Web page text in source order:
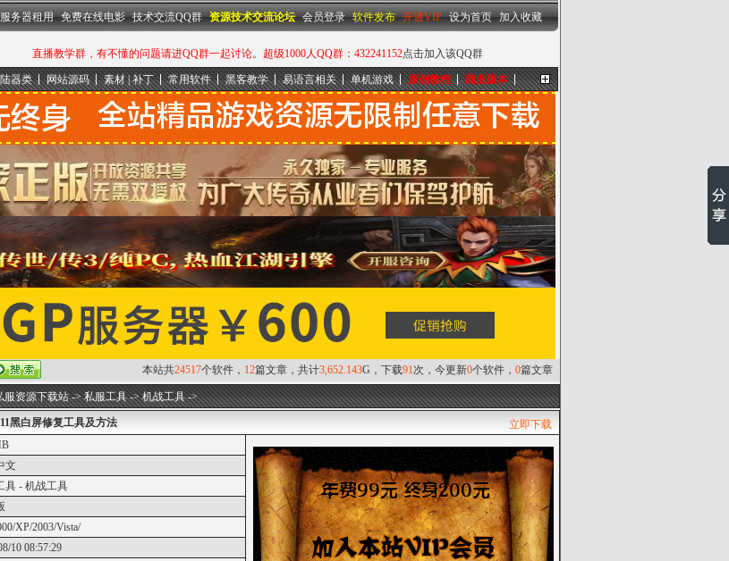
设为首页|加入收藏
直播教学群，有不懂的问题请进QQ群一起讨论。超级1000人QQ群：432241152点击加入该QQ群
服务器租用 免费在线电影 技术交流QQ群 资源技术交流论坛 会员登录 软件发布 开通VIP 设为首页 加入收藏
更多...
器类 网站源码 素材 | 补丁 常用软件 黑客教学 易语言相关 单机游戏 原创教程 商业版本
本站共24517个软件， 12篇文章，共计3,652.143G，下载91次，今更新0个软件， 0篇文章
服资源下载站->私服工具->机战工具->
立即下载
黑白屏修复工具及方法
文
具 - 机战工具
XP/2003/Vista/
10 08:57:29